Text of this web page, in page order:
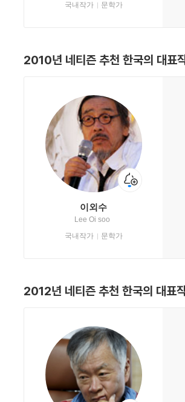
국내작가
문학가
2010년 네티즌 추천 한국의 대표
이외수
Lee Oi soo
국내작가
문학가
2012년 네티즌 추천 한국의 대표